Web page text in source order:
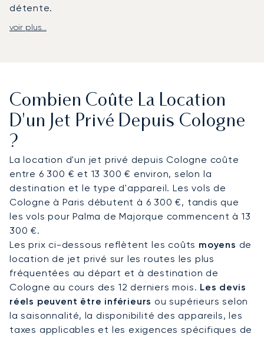
détente.
Avec LunaJets, chaque vol est organisé en
coordonnent l’ensemble des étapes du voyage
afin d’assurer une arrivée ponctuelle, que ce soit
pour une réunion, un événement professionnel ou
une soirée à la Philharmonie de Cologne.
Avec deux décennies d’expérience, LunaJets a
été le premier courtier européen en aviation
privée à obtenir la certification Argus®. À
Cologne, LunaJets organise de longue date des
vols pour des déplacements d’affaires, des salons
et des événements majeurs, avec une
coordination précise des créneaux aéroportuaires
et des transferts.
voir plus...
Combien Coûte La Location
D'un Jet Privé Depuis Cologne
?
La location d'un jet privé depuis Cologne coûte
entre 6 300 € et 13 300 € environ, selon la
destination et le type d'appareil. Les vols de
Cologne à Paris débutent à 6 300 €, tandis que
les vols pour Palma de Majorque commencent à 13
300 €.
Les prix ci-dessous reflètent les coûts moyens de
location de jet privé sur les routes les plus
fréquentées au départ et à destination de
Cologne au cours des 12 derniers mois. Les devis
réels peuvent être inférieurs ou supérieurs selon
la saisonnalité, la disponibilité des appareils, les
taxes applicables et les exigences spécifiques de